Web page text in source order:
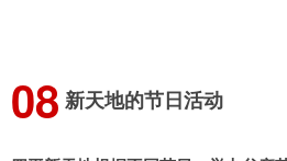
08 新天地的节日活动